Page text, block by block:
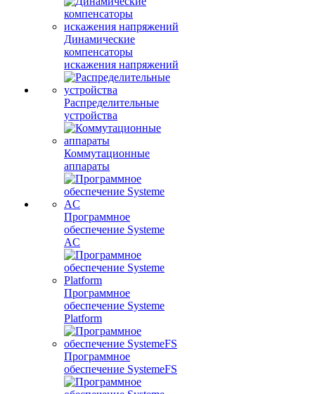
Динамические
компенсаторы
искажения напряжений
Распределительные
устройства
Коммутационные
аппараты
Программное
обеспечение Systeme
AC
Программное
обеспечение Systeme
Platform
Программное
обеспечение SystemeFS